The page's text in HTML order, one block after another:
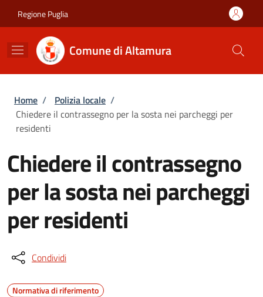
Regione Puglia
Comune di Altamura
Briciole di pane
Home / Polizia locale /
Chiedere il contrassegno per la sosta nei parcheggi per
residenti
Chiedere il contrassegno
per la sosta nei parcheggi
per residenti
Condividi
Normativa di riferimento